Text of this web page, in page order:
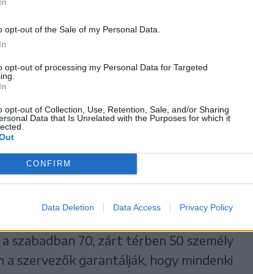
opt-out of the Sale of my Personal Data.
opt-out of processing my Personal Data for Targeted
opt-out of Collection, Use, Retention, Sale, and/or Sharing
Data that Is Unrelated with the Purposes for which it
CONFIRM
Data Deletion Data Access Privacy Policy
kidolgozták a nyári lazítások
június elsejétől
– esküvők, keresztelők –
szabadban 70, zárt térben 50 személy
szervezők garantálják, hogy mindenki